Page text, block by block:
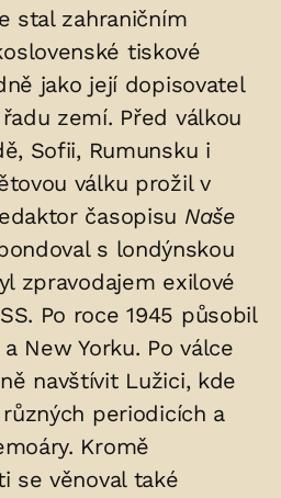
stal zahraničním
tiskové
jako její dopisovatel
zemí. Před válkou
Sofii, Rumunsku i
válku prožil v
časopisu Naše
s londýnskou
zpravodajem exilové
Po roce 1945 působil
New Yorku. Po válce
navštívit Lužici, kde
periodicích a
Kromě
se věnoval také